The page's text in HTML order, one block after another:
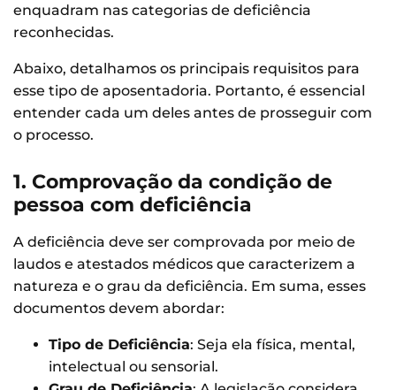
enquadram nas categorias de deficiência
reconhecidas.
Abaixo, detalhamos os principais requisitos para
esse tipo de aposentadoria. Portanto, é essencial
entender cada um deles antes de prosseguir com
o processo.
1. Comprovação da condição de
pessoa com deficiência
A deficiência deve ser comprovada por meio de
laudos e atestados médicos que caracterizem a
natureza e o grau da deficiência. Em suma, esses
documentos devem abordar:
Tipo de Deficiência: Seja ela física, mental,
intelectual ou sensorial.